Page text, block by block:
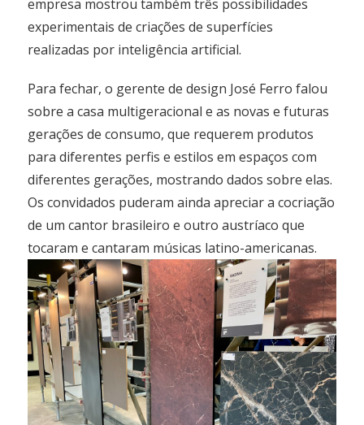
empresa mostrou também três possibilidades
experimentais de criações de superfícies
realizadas por inteligência artificial.
Para fechar, o gerente de design José Ferro falou
sobre a casa multigeracional e as novas e futuras
gerações de consumo, que requerem produtos
para diferentes perfis e estilos em espaços com
diferentes gerações, mostrando dados sobre elas.
Os convidados puderam ainda apreciar a cocriação
de um cantor brasileiro e outro austríaco que
tocaram e cantaram músicas latino-americanas.